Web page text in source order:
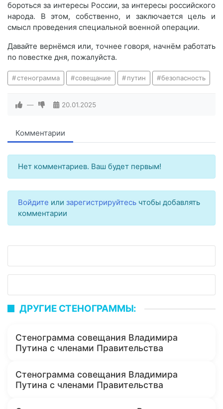
бороться за интересы России, за интересы российского
народа. В этом, собственно, и заключается цель и
смысл проведения специальной военной операции.
Давайте вернёмся или, точнее говоря, начнём работать
по повестке дня, пожалуйста.
стенограмма совещание путин безопасность
— 20.01.2025
Комментарии
Нет комментариев. Ваш будет первым!
Войдите или зарегистрируйтесь чтобы добавлять
комментарии
ДРУГИЕ СТЕНОГРАММЫ:
Стенограмма совещания Владимира
Путина с членами Правительства
Стенограмма совещания Владимира
Путина с членами Правительства